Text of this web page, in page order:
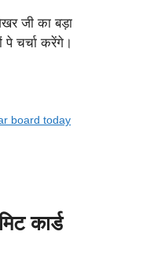
जी का बड़ा
चर्चा करेंगे।
board today
कार्ड